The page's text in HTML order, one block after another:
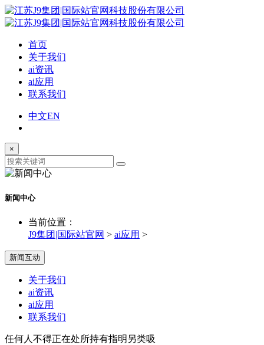
首页
关于我们
ai资讯
ai应用
联系我们
中文EN
×
新闻中心
当前位置：
J9集团|国际站官网 > ai应用 >
新闻互动
关于我们
ai资讯
ai应用
联系我们
任何人不得正在处所持有指明另类吸